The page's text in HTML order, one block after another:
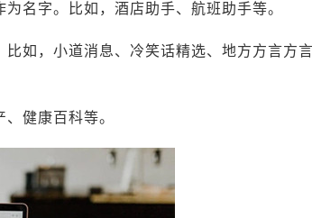
名字。比如，酒店助手、航班助手等。
如，小道消息、冷笑话精选、地方方言方
健康百科等。